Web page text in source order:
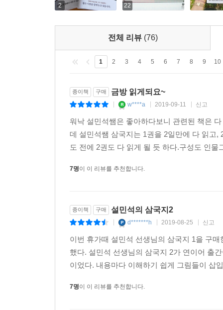
2 22
전체 리뷰 (76)
1 2 3 4 5 6 7 8 9 10
종이책 구매 금방 읽게되요~
w****a 2019-09-11 신고
워낙 설민석쌤은 좋아하다보니 관련된 책은
데 설민석쌤 삼국지는 1권을 2일만에 다 읽고
도 전에 2권도 다 읽게 될 듯 하다.구성도 인
7명이 이 리뷰를 추천합니다.
종이책 구매 설민석의 삼국지2
d*******h 2019-08-25 신고
이번 휴가때 설민석 선생님의 삼국지 1을 구
했다. 설민석 선생님의 삼국지 2가 연이어 출
이었다. 내용마다 이해하기 쉽게 그림들이 삽
7명이 이 리뷰를 추천합니다.